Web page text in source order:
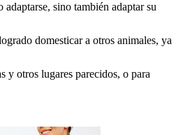
sino también adaptar su
domesticar a otros animales, ya
y otros lugares parecidos, o para